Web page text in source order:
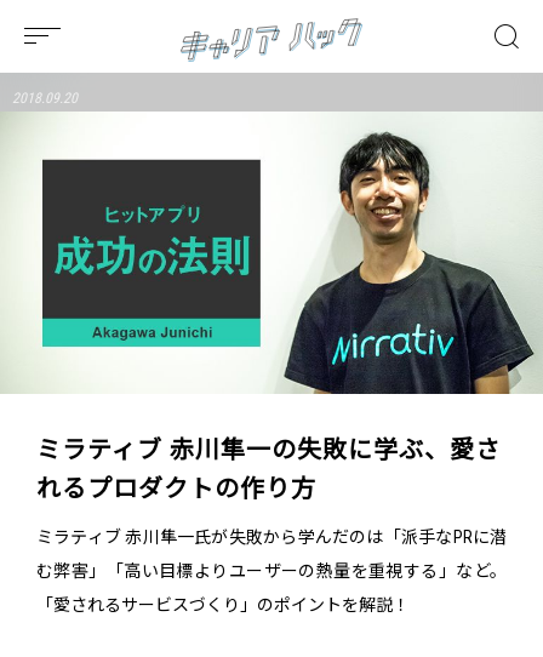
2018.09.20
ミラティブ 赤川隼一の失敗に学ぶ、愛さ
れるプロダクトの作り方
ミラティブ 赤川隼一氏が失敗から学んだのは「派手なPRに潜
む弊害」「高い目標よりユーザーの熱量を重視する」など。
「愛されるサービスづくり」のポイントを解説！